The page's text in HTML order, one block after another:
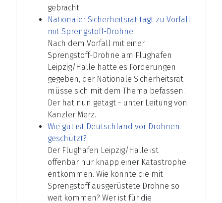
gebracht.
Nationaler Sicherheitsrat tagt zu Vorfall
mit Sprengstoff-Drohne
Nach dem Vorfall mit einer
Sprengstoff-Drohne am Flughafen
Leipzig/Halle hatte es Forderungen
gegeben, der Nationale Sicherheitsrat
müsse sich mit dem Thema befassen.
Der hat nun getagt - unter Leitung von
Kanzler Merz.
Wie gut ist Deutschland vor Drohnen
geschützt?
Der Flughafen Leipzig/Halle ist
offenbar nur knapp einer Katastrophe
entkommen. Wie konnte die mit
Sprengstoff ausgerüstete Drohne so
weit kommen? Wer ist für die